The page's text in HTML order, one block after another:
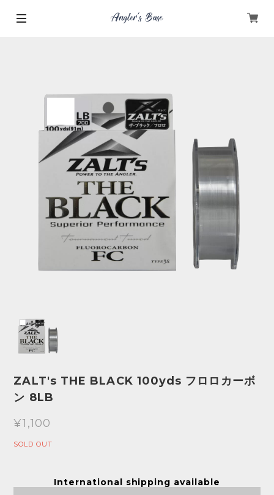
ZALT's THE BLACK 100yds フロロカーボ
ン 8LB
¥1,100
SOLD OUT
International shipping available